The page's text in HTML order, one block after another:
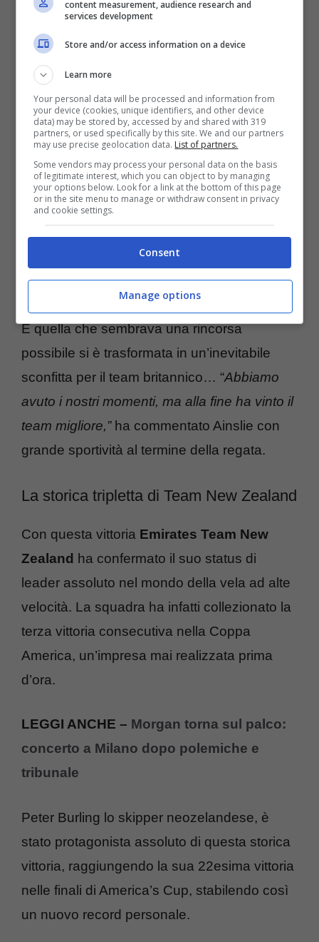
Per un momento, sembrava quasi che
INEOS Britannia potesse rientrare in gara,
ma la rimonta è stata solo un’illusione.
Zealandha subito ripreso il controllo e si è
allontanato definitivamente non appena il
vento è sceso arrivando al traguardo in
scioltezza fine con un vantaggio di 500 metri.
Una enormità…
LEGGI ANCHE –Yahya Sinwar, ucciso a
Gaza il leader di Hamas: i dettagli sulla
sua morte
E quella che sembrava una rincorsa
possibile si è trasformata in un’inevitabile
sconfitta per il team britannico… “Abbiamo
avuto i nostri momenti, ma alla fine ha vinto il
team migliore,”ha commentato Ainslie con
grande sportività al termine della regata.
La storica tripletta di Team New Zealand
Con questa vittoria Emirates Team New
Zealand ha confermato il suo status di
leader assoluto nel mondo della vela ad alte
velocità. La squadra ha infatti collezionato la
terza vittoria consecutiva nella Coppa
America, un’impresa mai realizzata prima
d’ora.
LEGGI ANCHE – Morgan torna sul palco:
concerto a Milano dopo polemiche e
tribunale
Peter Burling lo skipper neozelandese, è
stato protagonista assoluto di questa storica
vittoria, raggiungendo la sua 22esima vittoria
nelle finali di America’s Cup, stabilendo così
un nuovo record personale.
content measurement, audience research and
services development
Store and/or access information on a device
Learn more
Your personal data will be processed and information from
your device (cookies, unique identifiers, and other device
data) may be stored by, accessed by and shared with 319
partners, or used specifically by this site. We and our partners
may use precise geolocation data. List of partners.
Some vendors may process your personal data on the basis
of legitimate interest, which you can object to by managing
your options below. Look for a link at the bottom of this page
or in the site menu to manage or withdraw consent in privacy
and cookie settings.
Consent
Manage options